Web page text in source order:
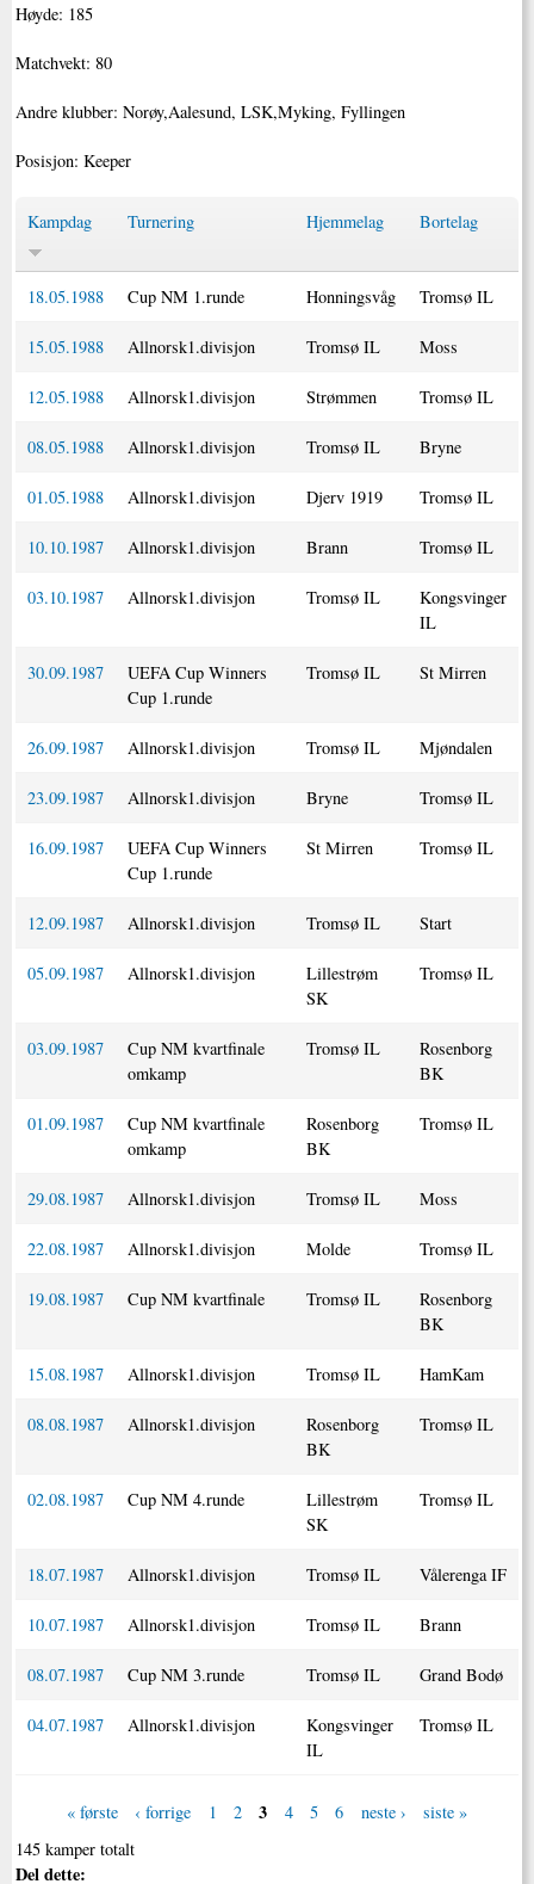
Høyde: 185
Matchvekt: 80
Andre klubber: Norøy,Aalesund, LSK,Myking, Fyllingen
Posisjon: Keeper
Kampdag Turnering Hjemmelag Bortelag
18.05.1988 Cup NM 1.runde Honningsvåg Tromsø IL
15.05.1988 Allnorsk1.divisjon Tromsø IL Moss
12.05.1988 Allnorsk1.divisjon Strømmen Tromsø IL
08.05.1988 Allnorsk1.divisjon Tromsø IL Bryne
01.05.1988 Allnorsk1.divisjon Djerv 1919 Tromsø IL
10.10.1987 Allnorsk1.divisjon Brann Tromsø IL
03.10.1987 Allnorsk1.divisjon Tromsø IL
Kongsvinger
IL
30.09.1987
UEFA Cup Winners
Cup 1.runde
Tromsø IL St Mirren
26.09.1987 Allnorsk1.divisjon Tromsø IL Mjøndalen
23.09.1987 Allnorsk1.divisjon Bryne Tromsø IL
16.09.1987
UEFA Cup Winners
Cup 1.runde
St Mirren Tromsø IL
12.09.1987 Allnorsk1.divisjon Tromsø IL Start
05.09.1987 Allnorsk1.divisjon
Lillestrøm
SK
Tromsø IL
03.09.1987
Cup NM kvartfinale
omkamp
Tromsø IL
Rosenborg
BK
01.09.1987
Cup NM kvartfinale
omkamp
Rosenborg
BK
Tromsø IL
29.08.1987 Allnorsk1.divisjon Tromsø IL Moss
22.08.1987 Allnorsk1.divisjon Molde Tromsø IL
19.08.1987 Cup NM kvartfinale Tromsø IL
Rosenborg
BK
15.08.1987 Allnorsk1.divisjon Tromsø IL HamKam
08.08.1987 Allnorsk1.divisjon
Rosenborg
BK
Tromsø IL
02.08.1987 Cup NM 4.runde
Lillestrøm
SK
Tromsø IL
18.07.1987 Allnorsk1.divisjon Tromsø IL Vålerenga IF
10.07.1987 Allnorsk1.divisjon Tromsø IL Brann
08.07.1987 Cup NM 3.runde Tromsø IL Grand Bodø
04.07.1987 Allnorsk1.divisjon
Kongsvinger
IL
Tromsø IL
« første ‹ forrige 1 2 3 4 5 6 neste ›
siste »
145 kamper totalt
Del dette: